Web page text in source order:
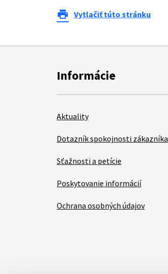
print Vytlačiť túto stránku
Informácie
Aktuality
Dotazník spokojnosti zákazníka
Sťažnosti a petície
Poskytovanie informácií
Ochrana osobných údajov